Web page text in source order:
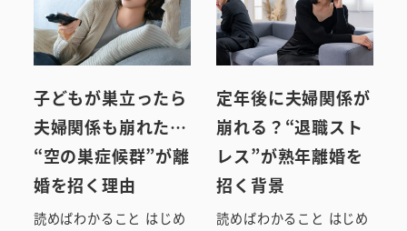
子どもが巣立ったら
夫婦関係も崩れた…
“空の巣症候群”が離
婚を招く理由
読めばわかること はじめ
定年後に夫婦関係が
崩れる？“退職スト
レス”が熟年離婚を
招く背景
読めばわかること はじめ